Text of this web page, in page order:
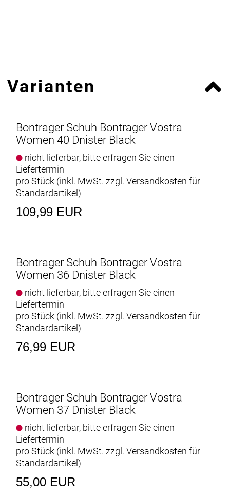
Varianten
Bontrager Schuh Bontrager Vostra
Women 40 Dnister Black
nicht lieferbar, bitte erfragen Sie einen
Liefertermin
pro Stück (inkl. MwSt. zzgl. Versandkosten für
Standardartikel)
109,99 EUR
Bontrager Schuh Bontrager Vostra
Women 36 Dnister Black
nicht lieferbar, bitte erfragen Sie einen
Liefertermin
pro Stück (inkl. MwSt. zzgl. Versandkosten für
Standardartikel)
76,99 EUR
Bontrager Schuh Bontrager Vostra
Women 37 Dnister Black
nicht lieferbar, bitte erfragen Sie einen
Liefertermin
pro Stück (inkl. MwSt. zzgl. Versandkosten für
Standardartikel)
55,00 EUR